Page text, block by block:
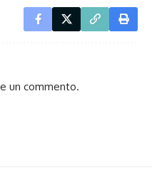
un commento.